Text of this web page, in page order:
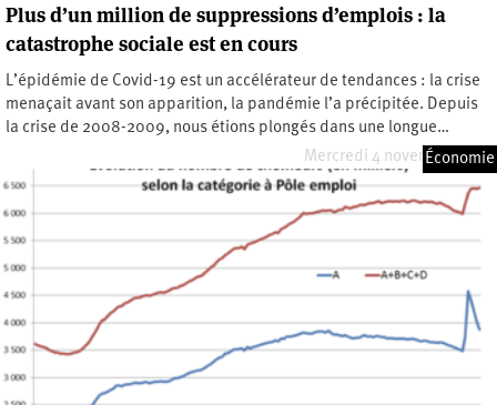
Plus d’un million de suppressions d’emplois : la
catastrophe sociale est en cours
L’épidémie de Covid-19 est un accélérateur de tendances : la crise
menaçait avant son apparition, la pandémie l’a précipitée. Depuis
la crise de 2008-2009, nous étions plongés dans une longue…
Mercredi 4 novembre 2020
Économie